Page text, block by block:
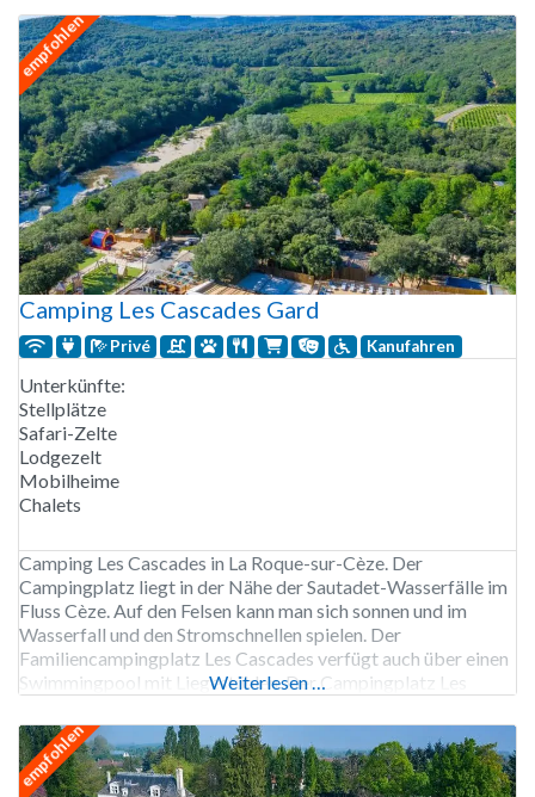
die grünen Hügel der Umgebung. Der Eigentümer hat den See
mit Fischen
empfohlen
Camping Les Cascades Gard
Privé Kanufahren
Unterkünfte:
Stellplätze
Safari-Zelte
Lodgezelt
Mobilheime
Chalets
Camping Les Cascades in La Roque-sur-Cèze. Der
Campingplatz liegt in der Nähe der Sautadet-Wasserfälle im
Fluss Cèze. Auf den Felsen kann man sich sonnen und im
Wasserfall und den Stromschnellen spielen. Der
Familiencampingplatz Les Cascades verfügt auch über einen
Swimmingpool mit Liegestühlen. Der Campingplatz Les
136 Stellplätze, Vermietung von Stellplätzen,
Weiterlesen …
empfohlen